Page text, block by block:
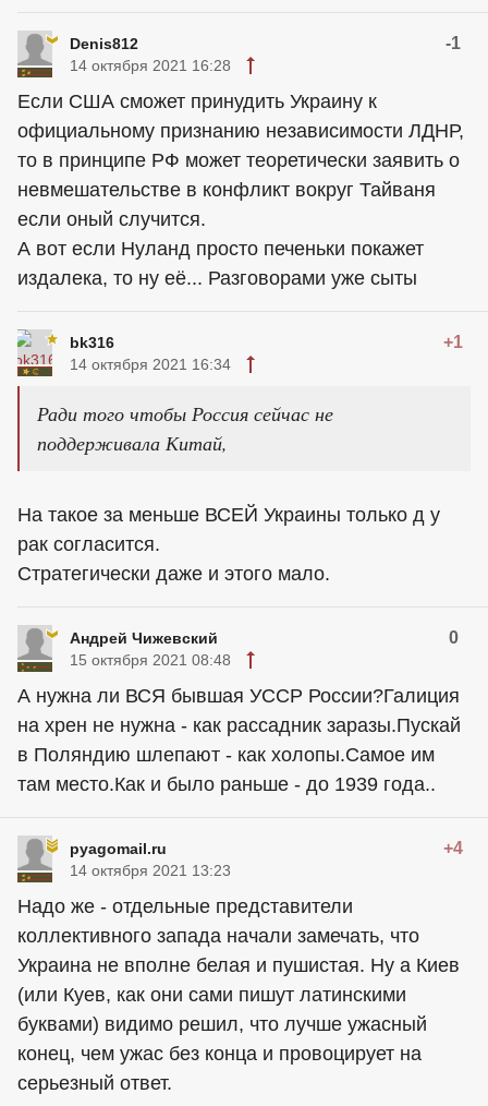
Denis812 -1
14 октября 2021 16:28
Если США сможет принудить Украину к
официальному признанию независимости ЛДНР,
то в принципе РФ может теоретически заявить о
невмешательстве в конфликт вокруг Тайваня
если оный случится.
А вот если Нуланд просто печеньки покажет
издалека, то ну её... Разговорами уже сыты
bk316 +1
14 октября 2021 16:34
Ради того чтобы Россия сейчас не
поддерживала Китай,
На такое за меньше ВСЕЙ Украины только д у
рак согласится.
Стратегически даже и этого мало.
Андрей Чижевский 0
15 октября 2021 08:48
А нужна ли ВСЯ бывшая УССР России?Галиция
на хрен не нужна - как рассадник заразы.Пускай
в Поляндию шлепают - как холопы.Самое им
там место.Как и было раньше - до 1939 года..
pyagomail.ru +4
14 октября 2021 13:23
Надо же - отдельные представители
коллективного запада начали замечать, что
Украина не вполне белая и пушистая. Ну а Киев
(или Куев, как они сами пишут латинскими
буквами) видимо решил, что лучше ужасный
конец, чем ужас без конца и провоцирует на
серьезный ответ.